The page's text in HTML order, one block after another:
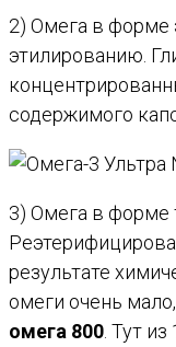
2) Омега в форме
этилированию.
содержимого
3) Омега в форме
результате
омеги очень
омега 800 . Тут